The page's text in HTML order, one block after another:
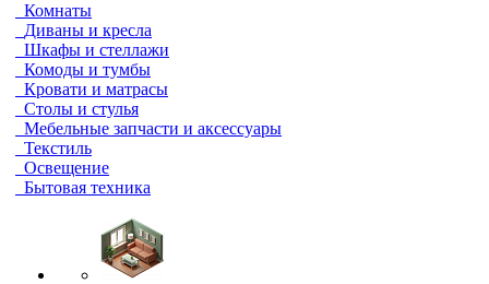
Комнаты
Диваны и кресла
Шкафы и стеллажи
Комоды и тумбы
Кровати и матрасы
Столы и стулья
Мебельные запчасти и аксессуары
Текстиль
Освещение
Бытовая техника